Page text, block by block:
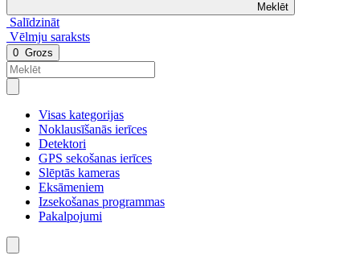
Meklēt
Salīdzināt
Vēlmju saraksts
0 Grozs
Visas kategorijas
Noklausīšanās ierīces
Detektori
GPS sekošanas ierīces
Slēptās kameras
Eksāmeniem
Izsekošanas programmas
Pakalpojumi